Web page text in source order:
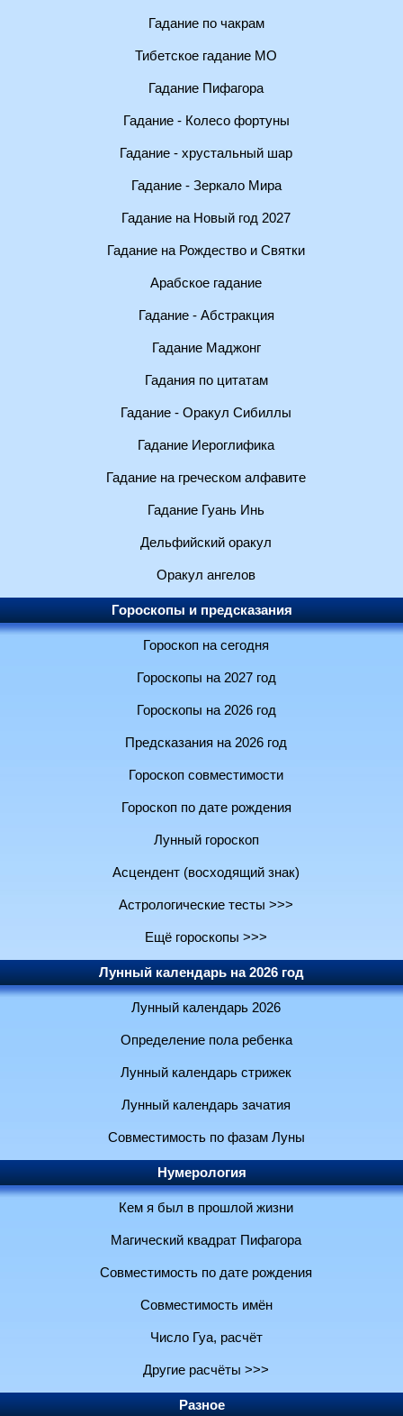
Гадание по чакрам
Тибетское гадание МО
Гадание Пифагора
Гадание - Колесо фортуны
Гадание - хрустальный шар
Гадание - Зеркало Мира
Гадание на Новый год 2027
Гадание на Рождество и Святки
Арабское гадание
Гадание - Абстракция
Гадание Маджонг
Гадания по цитатам
Гадание - Оракул Сибиллы
Гадание Иероглифика
Гадание на греческом алфавите
Гадание Гуань Инь
Дельфийский оракул
Оракул ангелов
Гороскопы и предсказания
Гороскоп на сегодня
Гороскопы на 2027 год
Гороскопы на 2026 год
Предсказания на 2026 год
Гороскоп совместимости
Гороскоп по дате рождения
Лунный гороскоп
Асцендент (восходящий знак)
Астрологические тесты >>>
Ещё гороскопы >>>
Лунный календарь на 2026 год
Лунный календарь 2026
Определение пола ребенка
Лунный календарь стрижек
Лунный календарь зачатия
Совместимость по фазам Луны
Нумерология
Кем я был в прошлой жизни
Магический квадрат Пифагора
Совместимость по дате рождения
Совместимость имён
Число Гуа, расчёт
Другие расчёты >>>
Разное